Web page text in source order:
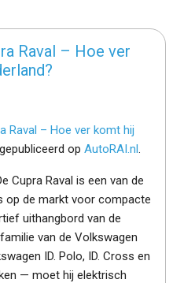
Raval – Hoe ver
Raval – Hoe ver komt hij
op AutoRAI.nl
Cupra Raval is een van de
op de markt voor compacte
uithangbord van de
van de Volkswagen
ID. Polo, ID. Cross en
— moet hij elektrisch